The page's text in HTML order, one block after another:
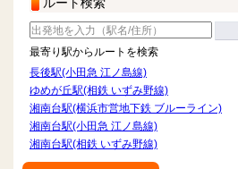
最寄り駅からルートを検索
長後駅(小田急 江ノ島線)
ゆめが丘駅(相鉄 いずみ野線)
湘南台駅(横浜市営地下鉄 ブルーライン)
湘南台駅(小田急 江ノ島線)
湘南台駅(相鉄 いずみ野線)